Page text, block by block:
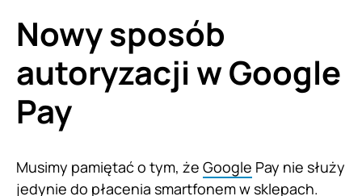
Nowy sposób
autoryzacji w Google
Pay
Musimy pamiętać o tym, że Google Pay nie służy
jedynie do płacenia smartfonem w sklepach.